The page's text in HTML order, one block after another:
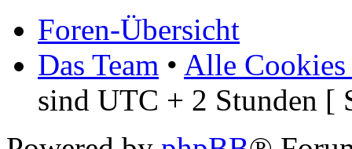
Foren-Übersicht
Das Team • Alle Cookies
sind UTC + 2 Stunden [